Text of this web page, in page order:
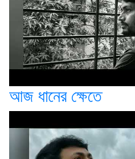
আজ ধানের ক্ষেতে